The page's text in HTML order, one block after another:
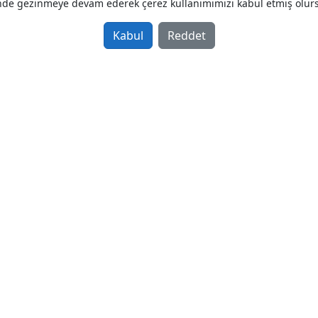
Sahibinden Satılık İkinci El 1997
Ekskavatör
gezinmeye devam ederek çerez kullanımımızı kabul etmiş
Kabul Reddet